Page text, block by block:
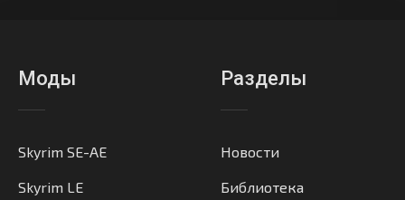
Моды
Skyrim SE-AE
Skyrim LE
Разделы
Новости
Библиотека